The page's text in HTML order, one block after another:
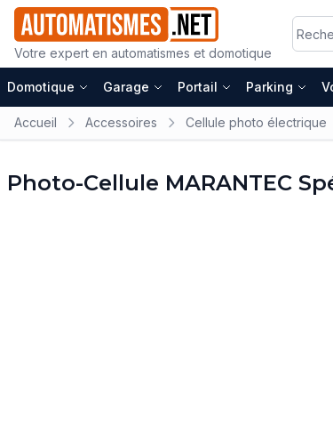
Votre expert en automatismes et domotique
Domotique Garage Portail Parking
Accueil Accessoires Cellule photo électrique
Photo-Cellule MARANTEC